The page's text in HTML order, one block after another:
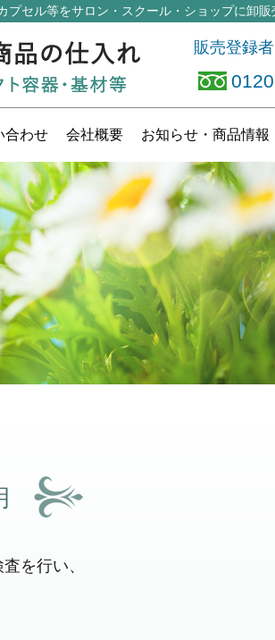
プセル等をサロン・スクール・ショップに卸販
販売登録
合わせ 会社概要 お知らせ ・商品情報
を行い、